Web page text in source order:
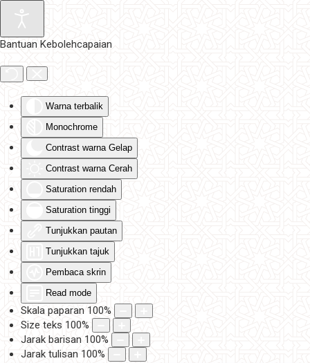
Bantuan Kebolehcapaian
Warna terbalik
Monochrome
Contrast warna Gelap
Contrast warna Cerah
Saturation rendah
Saturation tinggi
Tunjukkan pautan
Tunjukkan tajuk
Pembaca skrin
Read mode
Skala paparan 100%
Size teks 100%
Jarak barisan 100%
Jarak tulisan 100%
Skip to main content